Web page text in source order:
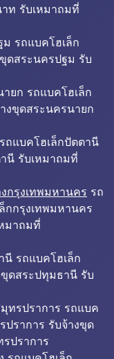
ท รับเหมาถมที่
รถแบคโฮเล็ก
ดสระนครปฐม รับ
ยก รถแบคโฮเล็ก
งขุดสระนครนายก
ถแบคโฮเล็กปัตตานี
นี รับเหมาถมที่
กรุงเทพมหานคร รถ
กกรุงเทพมหานคร
มาถมที่
รถแบคโฮเล็ก
ดสระปทุมธานี รับ
ทรปราการ รถแบค
ปราการ รับจ้างขุด
ปราการ